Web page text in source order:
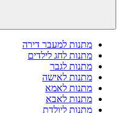
מתנות למעבר דירה
מתנות לחג לילדים
מתנות לגבר
מתנות לאישה
מתנות לאמא
מתנות לאבא
מתנות ליולדת